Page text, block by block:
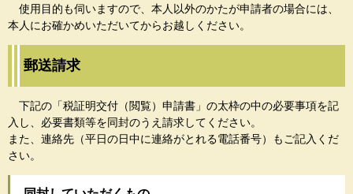
使用目的も伺いますので、本人以外のかたが申請者の場合には、
本人にお確かめいただいてからお越しください。
郵送請求
下記の「税証明交付（閲覧）申請書」の太枠の中の必要事項を記
入し、必要書類等を同封のうえ請求してください。
また、連絡先（平日の日中に連絡がとれる電話番号）もご記入くだ
さい。